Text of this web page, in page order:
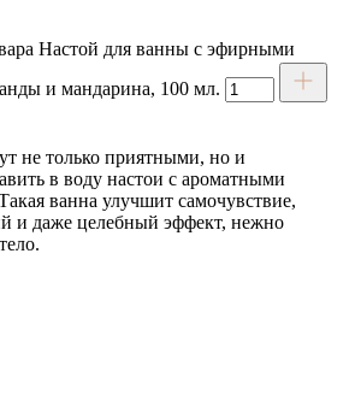
Настой для ванны с эфирными
и мандарина, 100 мл.
не только приятными, но и
в воду настои с ароматными
ванна улучшит самочувствие,
и даже целебный эффект, нежно